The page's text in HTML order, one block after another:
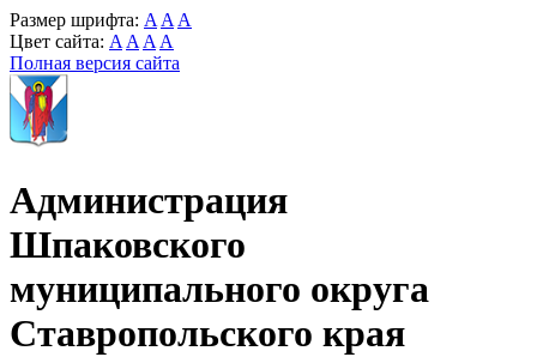
Размер шрифта: A A A
Цвет сайта: A A A A
Полная версия сайта
Администрация
Шпаковского
муниципального округа
Ставропольского края